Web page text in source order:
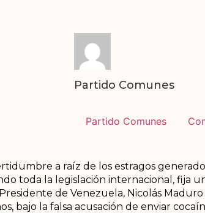
Partido Comunes
Partido Comunes
a raíz de los estragos
toda la legislación internacional, fija
de Venezuela, Nicolás Maduro
bajo la falsa acusación de enviar